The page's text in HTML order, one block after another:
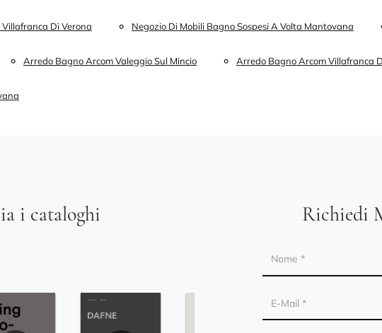
Di Verona Negozio Di Mobili Bagno Sospesi A Volta Mantovana
Arredo Bagno Arcom Valeggio Sul Mincio Arredo Bagno Arcom Villafranca
i cataloghi Richiedi